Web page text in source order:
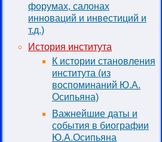
форумах, салонах
инноваций и инвестиций и
т.д.)
История института
К истории становления
института (из
воспоминаний Ю.А.
Осипьяна)
Важнейшие даты и
события в биографии
Ю.А.Осипьяна